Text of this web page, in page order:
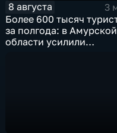
8 августа
3
Более 600 тысяч
за полгода: в Амурской
области усилили